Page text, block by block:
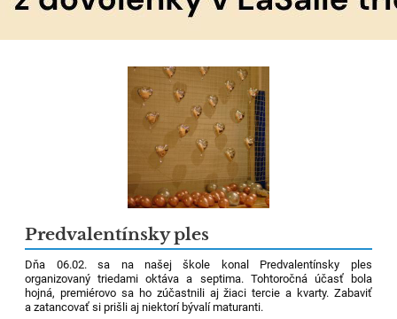
Predvalentínsky ples
Dňa 06.02. sa na našej škole konal Predvalentínsky ples
organizovaný triedami oktáva a septima. Tohtoročná účasť bola
hojná, premiérovo sa ho zúčastnili aj žiaci tercie a kvarty. Zabaviť
a zatancovať si prišli aj niektorí bývalí maturanti.